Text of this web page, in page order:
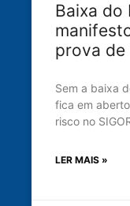
Baixa do
prova
Sem a baixa
fica em
risco no
LER MAIS »